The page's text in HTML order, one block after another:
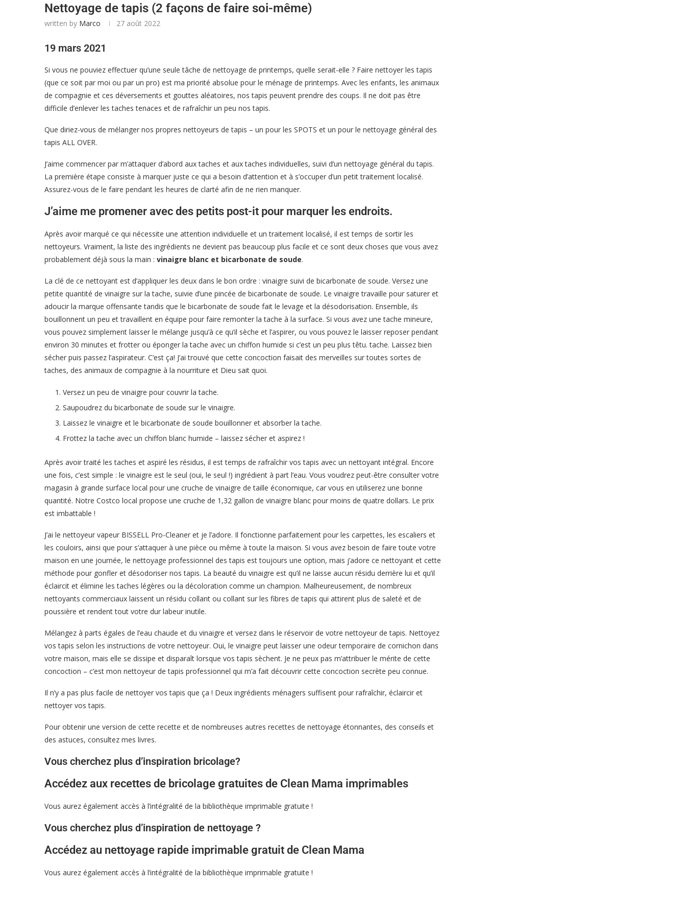
Nettoyage de tapis (2 façons de faire soi-même)
written by Marco 27 août 2022
19 mars 2021
Si vous ne pouviez effectuer qu’une seule tâche de nettoyage de printemps, quelle serait-elle ? Faire nettoyer les tapis
(que ce soit par moi ou par un pro) est ma priorité absolue pour le ménage de printemps. Avec les enfants, les animaux
de compagnie et ces déversements et gouttes aléatoires, nos tapis peuvent prendre des coups. Il ne doit pas être
difficile d’enlever les taches tenaces et de rafraîchir un peu nos tapis.
Que diriez-vous de mélanger nos propres nettoyeurs de tapis – un pour les SPOTS et un pour le nettoyage général des
tapis ALL OVER.
J’aime commencer par m’attaquer d’abord aux taches et aux taches individuelles, suivi d’un nettoyage général du tapis.
La première étape consiste à marquer juste ce qui a besoin d’attention et à s’occuper d’un petit traitement localisé.
Assurez-vous de le faire pendant les heures de clarté afin de ne rien manquer.
J’aime me promener avec des petits post-it pour marquer les endroits.
Après avoir marqué ce qui nécessite une attention individuelle et un traitement localisé, il est temps de sortir les
nettoyeurs. Vraiment, la liste des ingrédients ne devient pas beaucoup plus facile et ce sont deux choses que vous avez
probablement déjà sous la main : vinaigre blanc et bicarbonate de soude.
La clé de ce nettoyant est d’appliquer les deux dans le bon ordre : vinaigre suivi de bicarbonate de soude. Versez une
petite quantité de vinaigre sur la tache, suivie d’une pincée de bicarbonate de soude. Le vinaigre travaille pour saturer et
adoucir la marque offensante tandis que le bicarbonate de soude fait le levage et la désodorisation. Ensemble, ils
bouillonnent un peu et travaillent en équipe pour faire remonter la tache à la surface. Si vous avez une tache mineure,
vous pouvez simplement laisser le mélange jusqu’à ce qu’il sèche et l’aspirer, ou vous pouvez le laisser reposer pendant
environ 30 minutes et frotter ou éponger la tache avec un chiffon humide si c’est un peu plus têtu. tache. Laissez bien
sécher puis passez l’aspirateur. C’est ça! J’ai trouvé que cette concoction faisait des merveilles sur toutes sortes de
taches, des animaux de compagnie à la nourriture et Dieu sait quoi.
Versez un peu de vinaigre pour couvrir la tache.
Saupoudrez du bicarbonate de soude sur le vinaigre.
Laissez le vinaigre et le bicarbonate de soude bouillonner et absorber la tache.
Frottez la tache avec un chiffon blanc humide – laissez sécher et aspirez !
Après avoir traité les taches et aspiré les résidus, il est temps de rafraîchir vos tapis avec un nettoyant intégral. Encore
une fois, c’est simple : le vinaigre est le seul (oui, le seul !) ingrédient à part l’eau. Vous voudrez peut-être consulter votre
magasin à grande surface local pour une cruche de vinaigre de taille économique, car vous en utiliserez une bonne
quantité. Notre Costco local propose une cruche de 1,32 gallon de vinaigre blanc pour moins de quatre dollars. Le prix
est imbattable !
J’ai le nettoyeur vapeur BISSELL Pro-Cleaner et je l’adore. Il fonctionne parfaitement pour les carpettes, les escaliers et
les couloirs, ainsi que pour s’attaquer à une pièce ou même à toute la maison. Si vous avez besoin de faire toute votre
maison en une journée, le nettoyage professionnel des tapis est toujours une option, mais j’adore ce nettoyant et cette
méthode pour gonfler et désodoriser nos tapis. La beauté du vinaigre est qu’il ne laisse aucun résidu derrière lui et qu’il
éclaircit et élimine les taches légères ou la décoloration comme un champion. Malheureusement, de nombreux
nettoyants commerciaux laissent un résidu collant ou collant sur les fibres de tapis qui attirent plus de saleté et de
poussière et rendent tout votre dur labeur inutile.
Mélangez à parts égales de l’eau chaude et du vinaigre et versez dans le réservoir de votre nettoyeur de tapis. Nettoyez
vos tapis selon les instructions de votre nettoyeur. Oui, le vinaigre peut laisser une odeur temporaire de cornichon dans
votre maison, mais elle se dissipe et disparaît lorsque vos tapis sèchent. Je ne peux pas m’attribuer le mérite de cette
concoction – c’est mon nettoyeur de tapis professionnel qui m’a fait découvrir cette concoction secrète peu connue.
Il n’y a pas plus facile de nettoyer vos tapis que ça ! Deux ingrédients ménagers suffisent pour rafraîchir, éclaircir et
nettoyer vos tapis.
Pour obtenir une version de cette recette et de nombreuses autres recettes de nettoyage étonnantes, des conseils et
des astuces, consultez mes livres.
Vous cherchez plus d’inspiration bricolage?
Accédez aux recettes de bricolage gratuites de Clean Mama imprimables
Vous aurez également accès à l’intégralité de la bibliothèque imprimable gratuite !
Vous cherchez plus d’inspiration de nettoyage ?
Accédez au nettoyage rapide imprimable gratuit de Clean Mama
Vous aurez également accès à l’intégralité de la bibliothèque imprimable gratuite !